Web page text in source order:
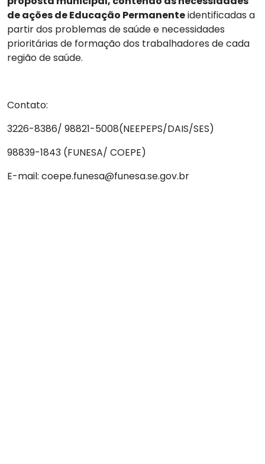
de ações de Educação Permanenteidentificadas a
partir dos problemas de saúde e necessidades
prioritárias de formação dos trabalhadores de cada
região de saúde.
Contato:
3226-8386/ 98821-5008(NEEPEPS/DAIS/SES)
98839-1843 (FUNESA/ COEPE)
E-mail: coepe.funesa@funesa.se.gov.br